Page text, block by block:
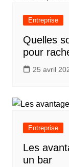
Entreprise
Quelles
pour
25 avril
Entreprise
Les
un bar